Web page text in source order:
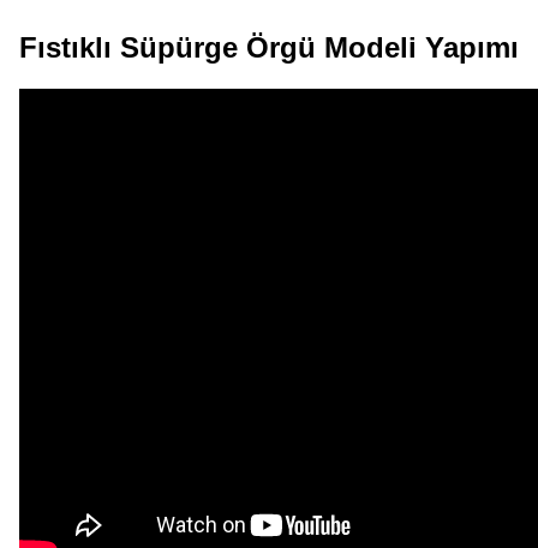
Fıstıklı Süpürge Örgü Modeli Yapımı